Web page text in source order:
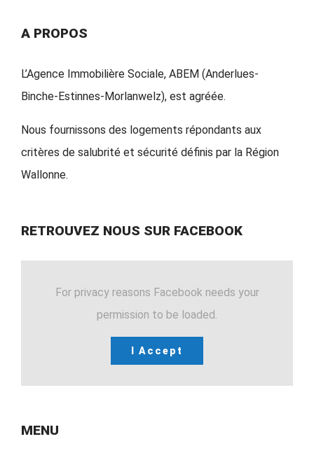
A PROPOS
L’Agence Immobilière Sociale, ABEM (Anderlues-
Binche-Estinnes-Morlanwelz), est agréée.
Nous fournissons des logements répondants aux
critères de salubrité et sécurité définis par la Région
Wallonne.
RETROUVEZ NOUS SUR FACEBOOK
For privacy reasons Facebook needs your
permission to be loaded.
I Accept
MENU